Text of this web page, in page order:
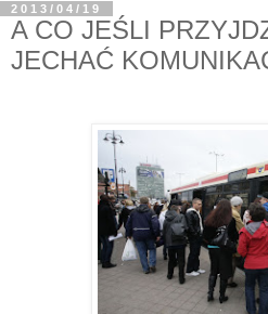
2013/04/19
A CO JEŚLI
JECHAĆ